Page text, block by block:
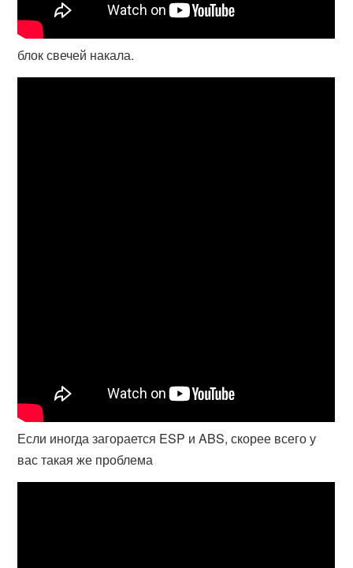
блок свечей накала.
Если иногда загорается ESP и ABS, скорее всего у
вас такая же проблема